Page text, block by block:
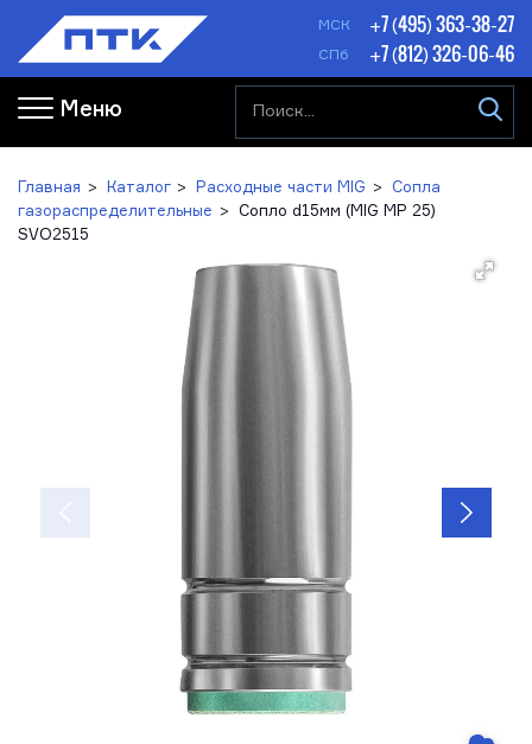
МСК +7 (495) 363-38-27
СПб +7 (812) 326-06-46
Меню
Главная Каталог Расходные части MIG
Сопла
газораспределительные
Сопло d15мм (MIG MP 25)
SVO2515